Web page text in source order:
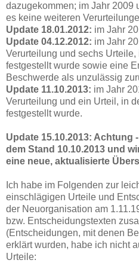
dazugekommen; im Jahr 2009
es keine weiteren
Update 18.01.2012: im Jahr
Update 04.12.2012: im Jahr
Verurteilung und sechs
festgestellt wurde sowie eine
Beschwerde als unzulässig
Update 11.10.2013: im Jahr
Verurteilung und ein Urteil, in
festgestellt wurde.
Update 15.10.2013: Achtung
dem Stand 10.10.2013 und
eine neue, aktualisierte
Ich habe im Folgenden zur
einschlägigen Urteile und
der Neuorganisation am
bzw. Entscheidungstexten
(Entscheidungen, mit denen
erklärt wurden, habe ich nicht
Urteile: